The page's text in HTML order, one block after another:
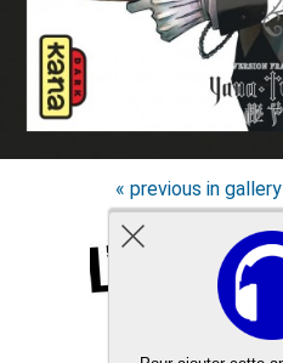
« previous in gallery